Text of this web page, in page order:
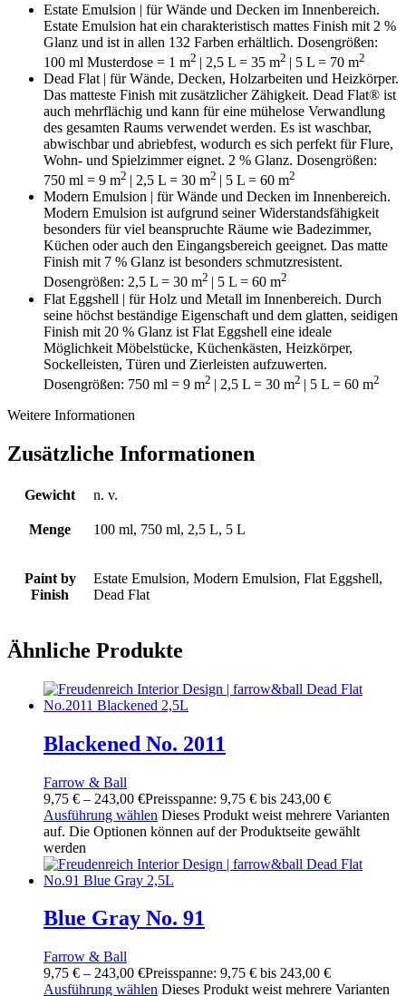
Estate Emulsion | für Wände und Decken im Innenbereich.
Estate Emulsion hat ein charakteristisch mattes Finish mit 2 %
Glanz und ist in allen 132 Farben erhältlich. Dosengrößen:
100 ml Musterdose = 1 m2 | 2,5 L = 35 m2 | 5 L = 70 m2
Dead Flat | für Wände, Decken, Holzarbeiten und Heizkörper.
Das matteste Finish mit zusätzlicher Zähigkeit. Dead Flat® ist
auch mehrflächig und kann für eine mühelose Verwandlung
des gesamten Raums verwendet werden. Es ist waschbar,
abwischbar und abriebfest, wodurch es sich perfekt für Flure,
Wohn- und Spielzimmer eignet. 2 % Glanz. Dosengrößen:
750 ml = 9 m2 | 2,5 L = 30 m2 | 5 L = 60 m2
Modern Emulsion | für Wände und Decken im Innenbereich.
Modern Emulsion ist aufgrund seiner Widerstandsfähigkeit
besonders für viel beanspruchte Räume wie Badezimmer,
Küchen oder auch den Eingangsbereich geeignet. Das matte
Finish mit 7 % Glanz ist besonders schmutzresistent.
Dosengrößen: 2,5 L = 30 m2 | 5 L = 60 m2
Flat Eggshell | für Holz und Metall im Innenbereich. Durch
seine höchst beständige Eigenschaft und dem glatten, seidigen
Finish mit 20 % Glanz ist Flat Eggshell eine ideale
Möglichkeit Möbelstücke, Küchenkästen, Heizkörper,
Sockelleisten, Türen und Zierleisten aufzuwerten.
Dosengrößen: 750 ml = 9 m2 | 2,5 L = 30 m2 | 5 L = 60 m2
Weitere Informationen
Zusätzliche Informationen
Gewicht n. v.
Menge 100 ml, 750 ml, 2,5 L, 5 L
Paint by
Finish
Estate Emulsion, Modern Emulsion, Flat Eggshell,
Dead Flat
Ähnliche Produkte
Blackened No. 2011
Farrow & Ball
9,75 € – 243,00 €Preisspanne: 9,75 € bis 243,00 €
Ausführung wählen Dieses Produkt weist mehrere Varianten
auf. Die Optionen können auf der Produktseite gewählt
werden
Blue Gray No. 91
Farrow & Ball
9,75 € – 243,00 €Preisspanne: 9,75 € bis 243,00 €
Ausführung wählen Dieses Produkt weist mehrere Varianten